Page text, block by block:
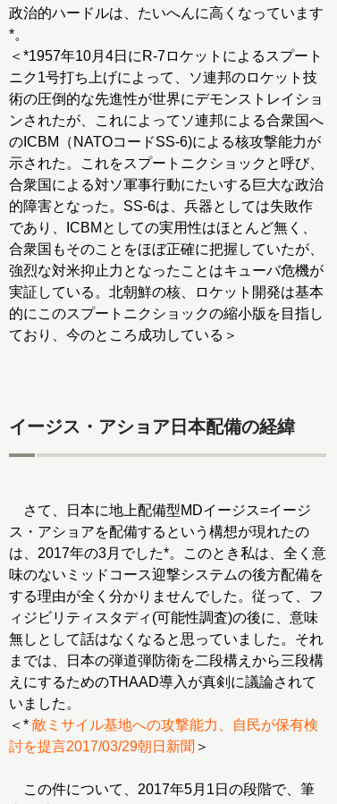
政治的ハードルは、たいへんに高くなっています
*。
＜*1957年10月4日にR-7ロケットによるスプート
ニク1号打ち上げによって、ソ連邦のロケット技
術の圧倒的な先進性が世界にデモンストレイショ
ンされたが、これによってソ連邦による合衆国へ
のICBM（NATOコードSS-6)による核攻撃能力が
示された。これをスプートニクショックと呼び、
合衆国による対ソ軍事行動にたいする巨大な政治
的障害となった。SS-6は、兵器としては失敗作
であり、ICBMとしての実用性はほとんど無く、
合衆国もそのことをほぼ正確に把握していたが、
強烈な対米抑止力となったことはキューバ危機が
実証している。北朝鮮の核、ロケット開発は基本
的にこのスプートニクショックの縮小版を目指し
ており、今のところ成功している＞
イージス・アショア日本配備の経緯
さて、日本に地上配備型MDイージス=イージ
ス・アショアを配備するという構想が現れたの
は、2017年の3月でした*。このとき私は、全く意
味のないミッドコース迎撃システムの後方配備を
する理由が全く分かりませんでした。従って、フ
ィジビリティスタディ(可能性調査)の後に、意味
無しとして話はなくなると思っていました。それ
までは、日本の弾道弾防衛を二段構えから三段構
えにするためのTHAAD導入が真剣に議論されて
いました。
＜* 敵ミサイル基地への攻撃能力、自民が保有検
討を提言2017/03/29朝日新聞 ＞
この件について、2017年5月1日の段階で、筆